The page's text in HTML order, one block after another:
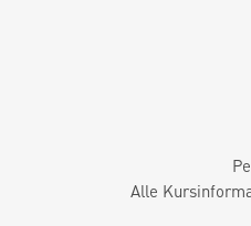
Alle